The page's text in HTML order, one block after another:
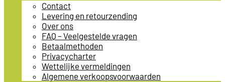
Contact
Levering en retourzending
Over ons
FAQ – Veelgestelde vragen
Betaalmethoden
Privacycharter
Wettelijke vermeldingen
Algemene verkoopsvoorwaarden